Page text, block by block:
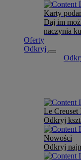
Karty
Daj im
naczynia
Oferty
Odkryj
Le Creuset
Odkryj
Nowości
Odkryj